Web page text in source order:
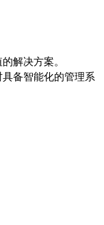
解决方案。
备智能化的管理系